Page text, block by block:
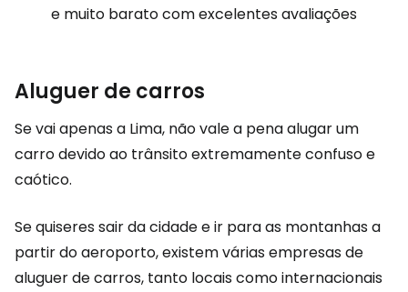
e muito barato com excelentes avaliações
Aluguer de carros
Se vai apenas a Lima, não vale a pena alugar um
carro devido ao trânsito extremamente confuso e
caótico.
Se quiseres sair da cidade e ir para as montanhas a
partir do aeroporto, existem várias empresas de
aluguer de carros, tanto locais como internacionais